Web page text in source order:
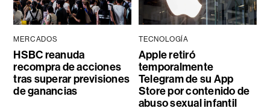
MERCADOS
HSBC reanuda
recompra de acciones
tras superar previsiones
de ganancias
TECNOLOGÍA
Apple retiró
temporalmente
Telegram de su App
Store por contenido de
abuso sexual infantil